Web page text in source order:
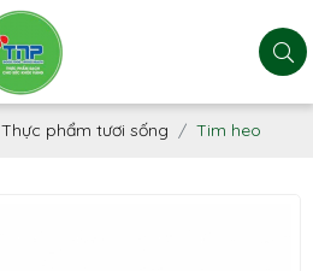
Thực phẩm tươi sống Tim heo